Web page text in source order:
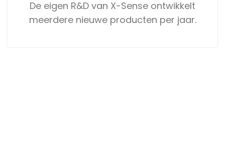
De eigen R&D van X-Sense ontwikkelt
meerdere nieuwe producten per jaar.